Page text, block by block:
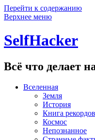
Перейти к содержанию
Верхнее меню
SelfHacker
Всё что делает
Вселенная
Земля
История
Книга
Космос
Непознанное